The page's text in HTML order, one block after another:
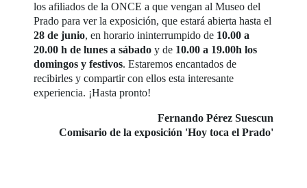
los afiliados de la ONCE a que vengan al Museo del
Prado para ver la exposición, que estará abierta hasta el
28 de junio, en horario ininterrumpido de 10.00 a
20.00 h de lunes a sábadoy de 10.00 a 19.00h los
domingos y festivos. Estaremos encantados de
recibirles y compartir con ellos esta interesante
experiencia. ¡Hasta pronto!
Fernando Pérez Suescun
Comisario de la exposición 'Hoy toca el Prado'